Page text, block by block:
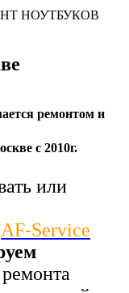
НОУТБУКОВ
ремонтом и
с 2010г.
или
AF-Service